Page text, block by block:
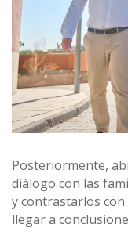
Posteriormente,
diálogo con las
y contrastarlos con
llegar a